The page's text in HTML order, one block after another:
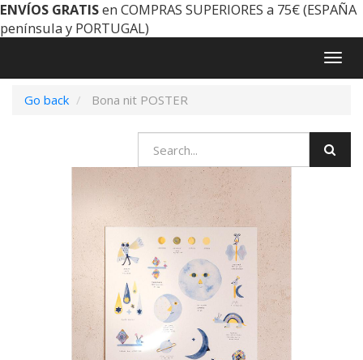
ENVÍOS GRATISen COMPRAS SUPERIORES a 75€ (ESPAÑA
península y PORTUGAL)
Go back
Bona nit POSTER